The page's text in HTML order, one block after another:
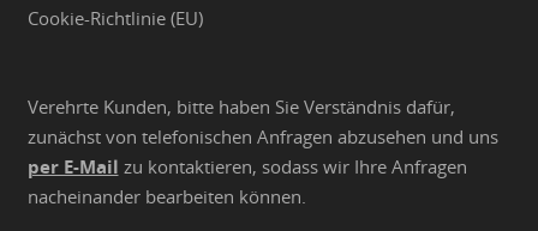
Cookie-Richtlinie (EU)
Verehrte Kunden, bitte haben Sie Verständnis dafür,
zunächst von telefonischen Anfragen abzusehen und uns
per E-Mail zu kontaktieren, sodass wir Ihre Anfragen
nacheinander bearbeiten können.